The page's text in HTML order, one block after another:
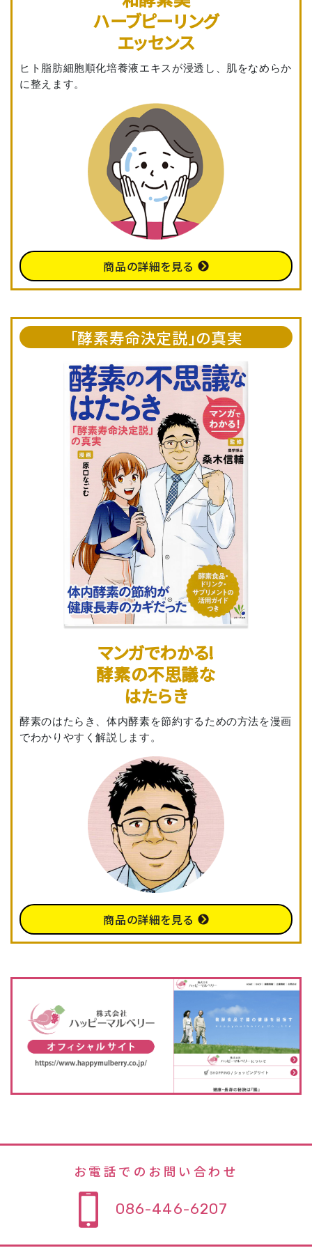
ハーブピーリング
エッセンス
ヒト脂肪細胞順化培養液エキスが浸透し、肌をなめらか
に整えます。
商品の詳細を見る
「酵素寿命決定説」の真実
マンガでわかる!
酵素の不思議な
はたらき
酵素のはたらき、体内酵素を節約するための方法を漫画
でわかりやすく解説します。
商品の詳細を見る
お電話でのお問い合わせ
086-446-6207